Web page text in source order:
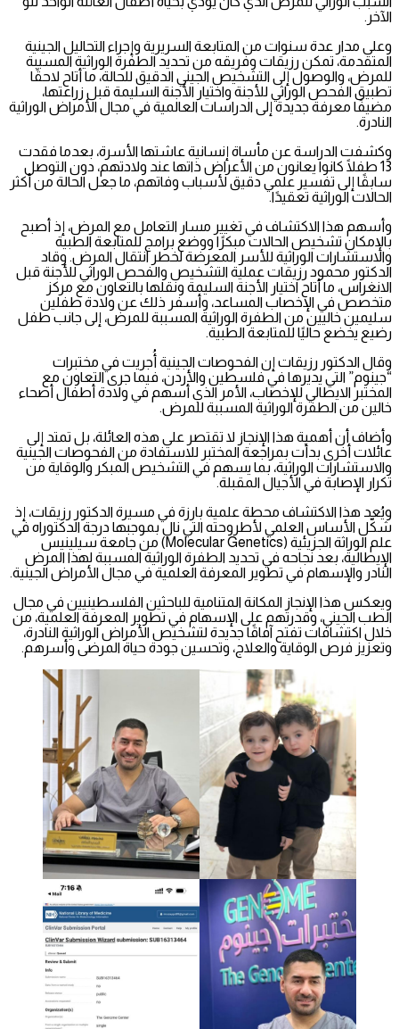
الآخر.
وعلى مدار عدة سنوات من المتابعة السريرية وإجراء التحاليل الجينية
المتقدمة، تمكن رزيقات وفريقه من تحديد الطفرة الوراثية المسببة
للمرض، والوصول إلى التشخيص الجيني الدقيق للحالة، ما أتاح لاحقًا
تطبيق الفحص الوراثي للأجنة واختيار الأجنة السليمة قبل زراعتها،
مضيفًا معرفة جديدة إلى الدراسات العالمية في مجال الأمراض الوراثية
النادرة.
وكشفت الدراسة عن مأساة إنسانية عاشتها الأسرة، بعدما فقدت
13 طفلًا كانوا يعانون من الأعراض ذاتها عند ولادتهم، دون التوصل
سابقًا إلى تفسير علمي دقيق لأسباب وفاتهم، ما جعل الحالة من أكثر
الحالات الوراثية تعقيدًا.
وأسهم هذا الاكتشاف في تغيير مسار التعامل مع المرض، إذ أصبح
بالإمكان تشخيص الحالات مبكرًا ووضع برامج للمتابعة الطبية
والاستشارات الوراثية للأسر المعرضة لخطر انتقال المرض. وقاد
الدكتور محمود رزيقات عملية التشخيص والفحص الوراثي للأجنة قبل
الانغراس، ما أتاح اختيار الأجنة السليمة ونقلها بالتعاون مع مركز
متخصص في الإخصاب المساعد، وأسفر ذلك عن ولادة طفلين
سليمين خاليين من الطفرة الوراثية المسببة للمرض، إلى جانب طفل
رضيع يخضع حاليًا للمتابعة الطبية.
وقال الدكتور رزيقات إن الفحوصات الجينية أُجريت في مختبرات
“جينوم” التي يديرها في فلسطين والأردن، فيما جرى التعاون مع
المختبر الايطالي للإخصاب، الأمر الذي أسهم في ولادة أطفال أصحاء
خالين من الطفرة الوراثية المسببة للمرض.
وأضاف أن أهمية هذا الإنجاز لا تقتصر على هذه العائلة، بل تمتد إلى
عائلات أخرى بدأت بمراجعة المختبر للاستفادة من الفحوصات الجينية
والاستشارات الوراثية، بما يسهم في التشخيص المبكر والوقاية من
تكرار الإصابة في الأجيال المقبلة.
ويُعد هذا الاكتشاف محطة علمية بارزة في مسيرة الدكتور رزيقات، إذ
شكّل الأساس العلمي لأطروحته التي نال بموجبها درجة الدكتوراه في
علم الوراثة الجزيئية (Molecular Genetics) من جامعة سيلينيس
الإيطالية، بعد نجاحه في تحديد الطفرة الوراثية المسببة لهذا المرض
النادر والإسهام في تطوير المعرفة العلمية في مجال الأمراض الجينية.
ويعكس هذا الإنجاز المكانة المتنامية للباحثين الفلسطينيين في مجال
الطب الجيني، وقدرتهم على الإسهام في تطوير المعرفة العلمية، من
خلال اكتشافات تفتح آفاقًا جديدة لتشخيص الأمراض الوراثية النادرة،
وتعزيز فرص الوقاية والعلاج، وتحسين جودة حياة المرضى وأسرهم.